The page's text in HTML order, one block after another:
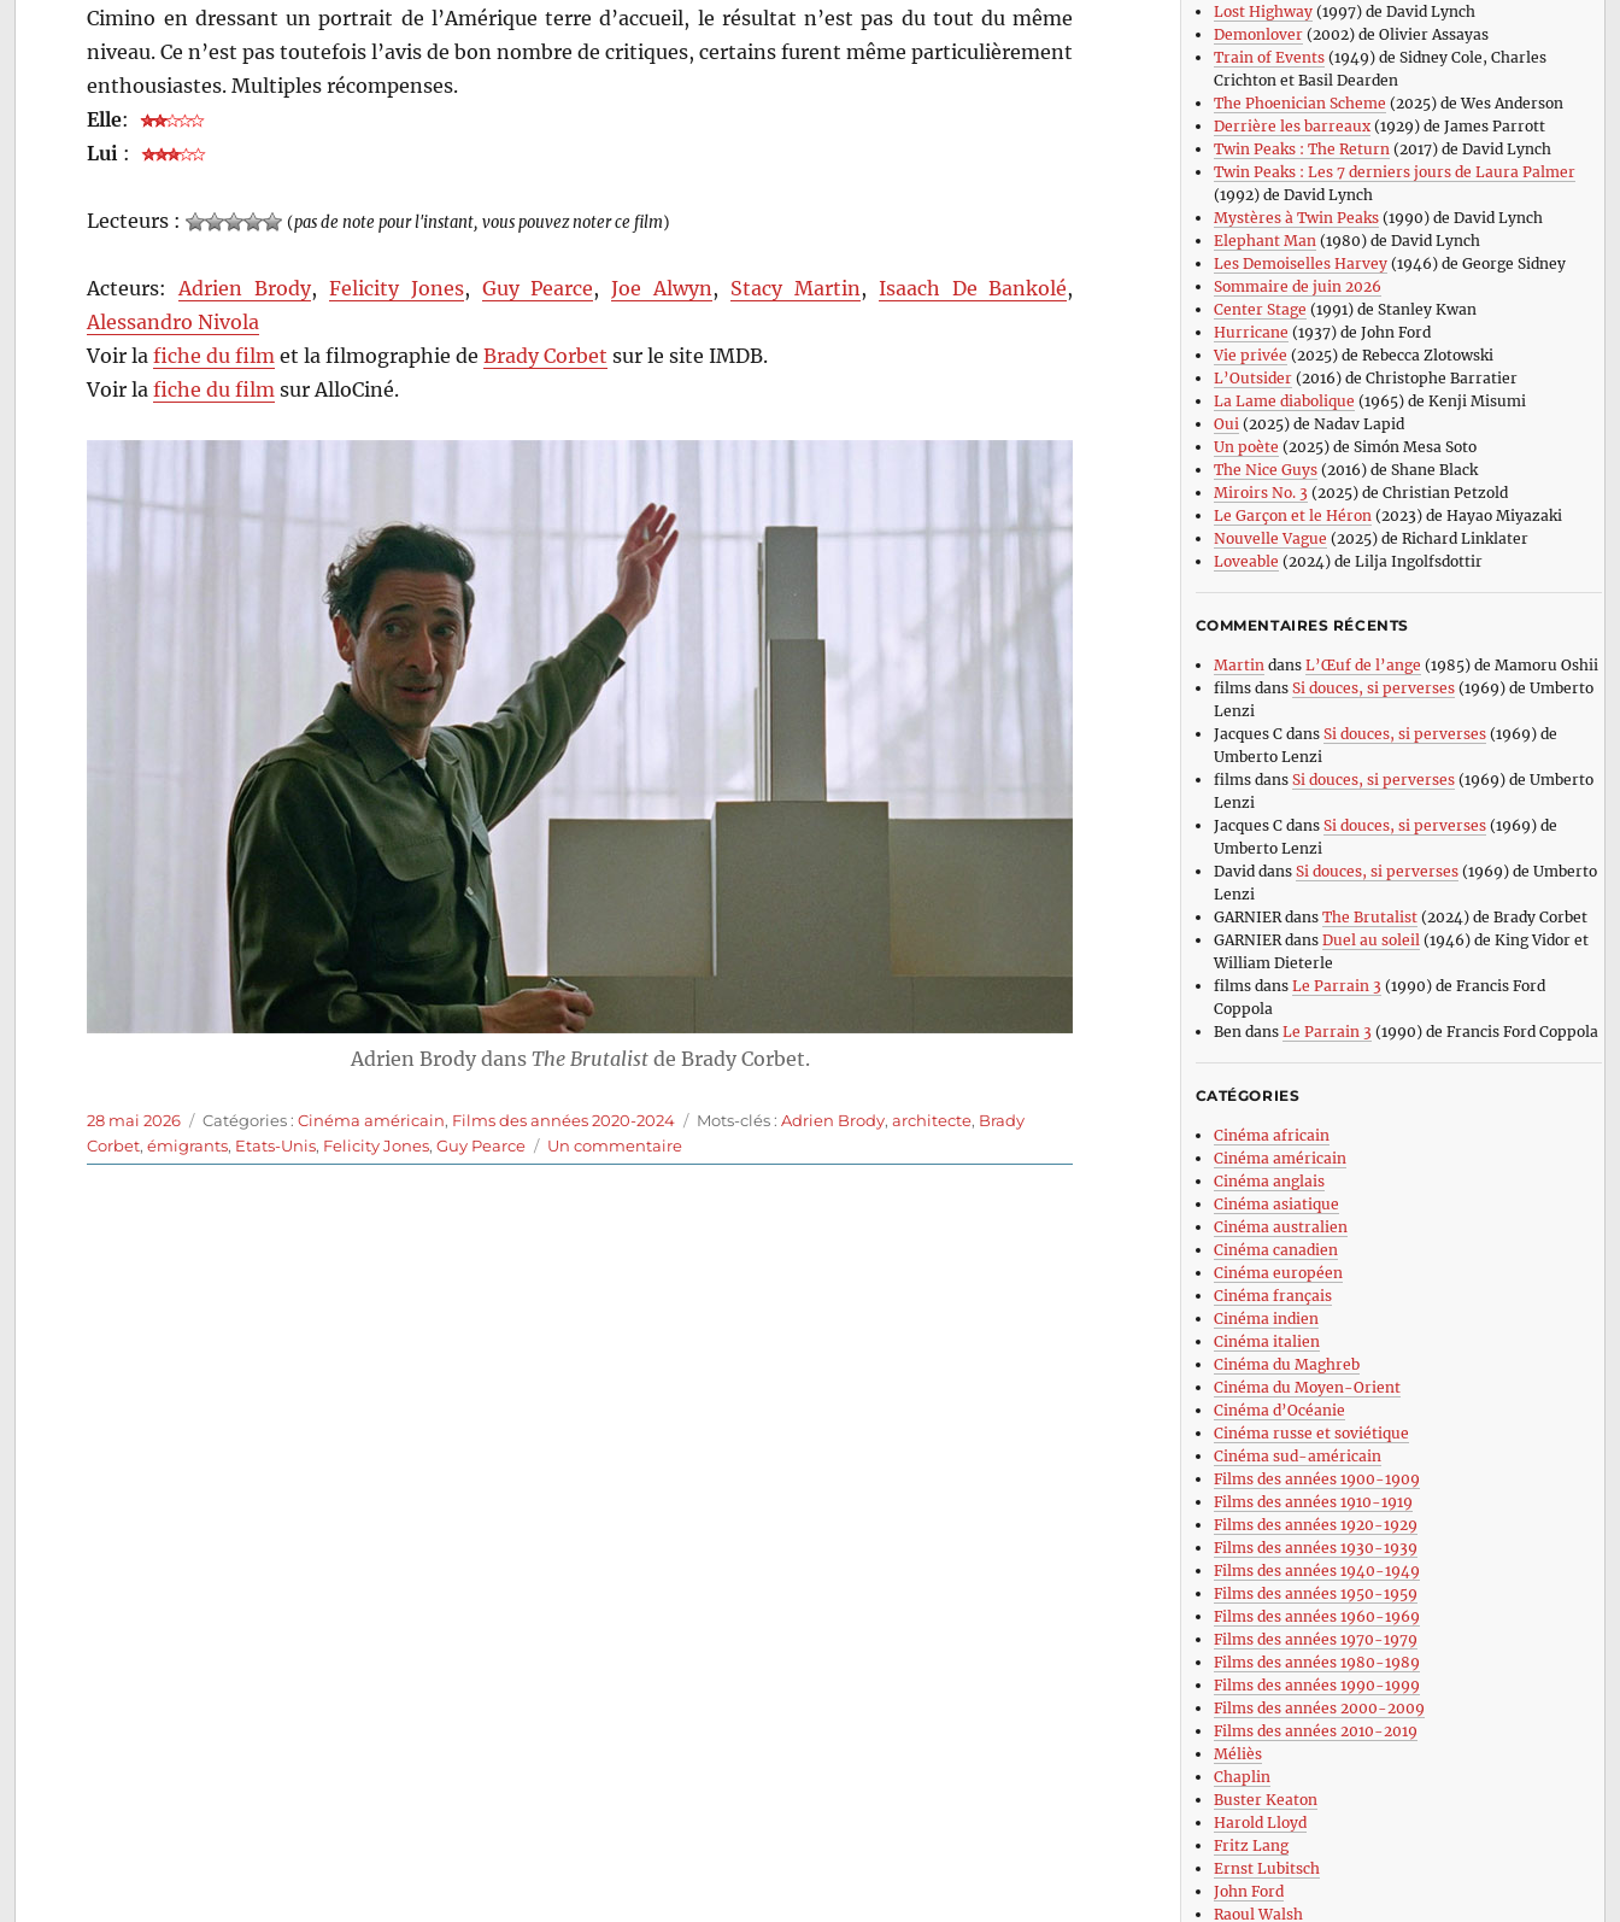
Cimino en dressant un portrait de l’Amérique terre d’accueil, le résultat n’est pas du tout du même
niveau. Ce n’est pas toutefois l’avis de bon nombre de critiques, certains furent même particulièrement
enthousiastes. Multiples récompenses.
Elle:
Lui :
Lecteurs : (pas de note pour l'instant, vous pouvez noter ce film)
Acteurs: Adrien Brody, Felicity Jones, Guy Pearce,Joe Alwyn , Stacy Martin , Isaach De Bankolé,
Alessandro Nivola
Voir lafiche du film et la filmographie deBrady Corbet sur le site IMDB.
Voir lafiche du film sur AlloCiné.
Adrien Brody dans The Brutalistde Brady Corbet.
Publié
le
28 mai 2026 Catégories
Catégories :Cinéma américain, Films des années 2020-2024 Étiquettes
Mots-clés :Adrien Brody,architecte, Brady
Corbet,émigrants, Etats-Unis, Felicity Jones,Guy Pearce Un commentairesur
The
Lost Highway(1997) de David Lynch
Demonlover(2002) de Olivier Assayas
Train of Events(1949) de Sidney Cole, Charles
Crichton et Basil Dearden
The Phoenician Scheme (2025) de Wes Anderson
Derrière les barreaux(1929) de James Parrott
Twin Peaks : The Return(2017) de David Lynch
Twin Peaks : Les 7 derniers jours de Laura Palmer
(1992) de David Lynch
Mystères à Twin Peaks(1990) de David Lynch
Elephant Man(1980) de David Lynch
Les Demoiselles Harvey(1946) de George Sidney
Sommaire de juin 2026
Center Stage (1991) de Stanley Kwan
Hurricane (1937) de John Ford
Vie privée (2025) de Rebecca Zlotowski
L’Outsider(2016) de Christophe Barratier
La Lame diabolique (1965) de Kenji Misumi
Oui(2025) de Nadav Lapid
Un poète (2025) de Simón Mesa Soto
The Nice Guys(2016) de Shane Black
Miroirs No. 3 (2025) de Christian Petzold
Le Garçon et le Héron(2023) de Hayao Miyazaki
Nouvelle Vague (2025) de Richard Linklater
Loveable (2024) de Lilja Ingolfsdottir
COMMENTAIRES RÉCENTS
Martin dans L’Œuf de l’ange (1985) de Mamoru Oshii
filmsdans Si douces, si perverses(1969) de Umberto
Lenzi
Jacques Cdans Si douces, si perverses(1969) de
Umberto Lenzi
filmsdans Si douces, si perverses(1969) de Umberto
Lenzi
Jacques Cdans Si douces, si perverses(1969) de
Umberto Lenzi
David dans Si douces, si perverses(1969) de Umberto
Lenzi
GARNIERdans The Brutalist(2024) de Brady Corbet
GARNIERdans Duel au soleil (1946) de King Vidor et
William Dieterle
filmsdans Le Parrain 3 (1990) de Francis Ford
Coppola
Ben dans Le Parrain 3 (1990) de Francis Ford Coppola
CATÉGORIES
Cinéma africain
Cinéma américain
Cinéma anglais
Cinéma asiatique
Cinéma australien
Cinéma canadien
Cinéma européen
Cinéma français
Cinéma indien
Cinéma italien
Cinéma du Maghreb
Cinéma du Moyen-Orient
Cinéma d’Océanie
Cinéma russe et soviétique
Cinéma sud-américain
Films des années 1900-1909
Films des années 1910-1919
Films des années 1920-1929
Films des années 1930-1939
Films des années 1940-1949
Films des années 1950-1959
Films des années 1960-1969
Films des années 1970-1979
Films des années 1980-1989
Films des années 1990-1999
Films des années 2000-2009
Films des années 2010-2019
Méliès
Chaplin
Buster Keaton
Harold Lloyd
Fritz Lang
Ernst Lubitsch
John Ford
Raoul Walsh